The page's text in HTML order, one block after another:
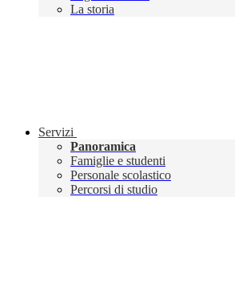
La storia
Servizi
Panoramica
Famiglie e studenti
Personale scolastico
Percorsi di studio